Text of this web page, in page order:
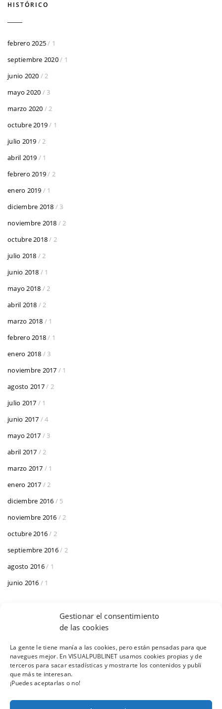
Gestionar el consentimiento
de las cookies
La gente le tiene manía a las cookies, pero están pensadas para que
navegues mejor. En VISUALPUBLINET usamos cookies propias y de
terceros para sacar estadísticas y mostrarte los contenidos y publi
que más te interesan.
¡Puedes aceptarlas o no!
HISTÓRICO
febrero 2025/ 1
septiembre 2020/ 1
junio 2020 / 2
mayo 2020 / 3
marzo 2020 / 2
octubre 2019/ 1
julio 2019 / 2
abril 2019 / 1
febrero 2019/ 2
enero 2019 / 1
diciembre 2018 / 3
noviembre 2018 / 2
octubre 2018/ 2
julio 2018 / 2
junio 2018 / 1
mayo 2018 / 2
abril 2018 / 2
marzo 2018 / 1
febrero 2018/ 1
enero 2018 / 3
noviembre 2017 / 1
agosto 2017/ 2
julio 2017 / 1
junio 2017 / 4
mayo 2017 / 3
abril 2017 / 2
marzo 2017 / 1
enero 2017 / 2
diciembre 2016 / 5
noviembre 2016 / 2
octubre 2016/ 2
septiembre 2016/ 2
agosto 2016/ 1
junio 2016 / 1